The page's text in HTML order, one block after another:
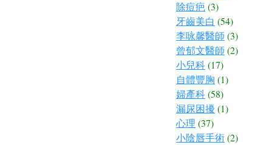
除痘疤(3)
牙齒美白 (54)
李咏馨醫師 (3)
曾郁文醫師 (2)
小兒科(17)
自體豐胸 (1)
婦產科(58)
漏尿困擾 (1)
心理 (37)
小陰唇手術(2)